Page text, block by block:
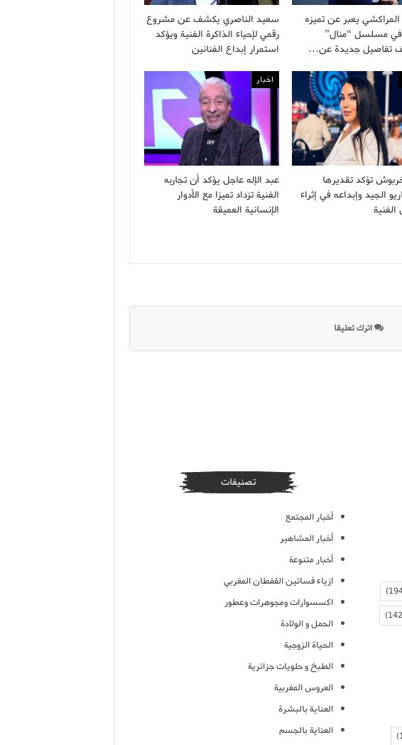
يعبر عن تميزه
في مسلسل “منال”
تفاصيل جديدة عن…
سعيد الناصري يكشف عن مشروع
رقمي لإحياء الذاكرة الفنية ويؤكد
استمرار إبداع الفنانين
تؤكد تقديرها
الجيد وإبداعه في إثراء
الفنية
اخبار
عبد الإله عاجل يؤكد أن تجاربه
الفنية تزداد تميزا مع الأدوار
الإنسانية العميقة
اترك تعليقا
تصنيفات
أخبار المجتمع
أخبار المشاهير
أخبار متنوعة
ازياء فساتين القفطان المغربي
اكسسوارات ومجوهرات وعطور
الحمل و الولادة
الحياة الزوجية
الطبخ و حلويات جزائرية
العروس المغربية
العناية بالبشرة
العناية بالجسم